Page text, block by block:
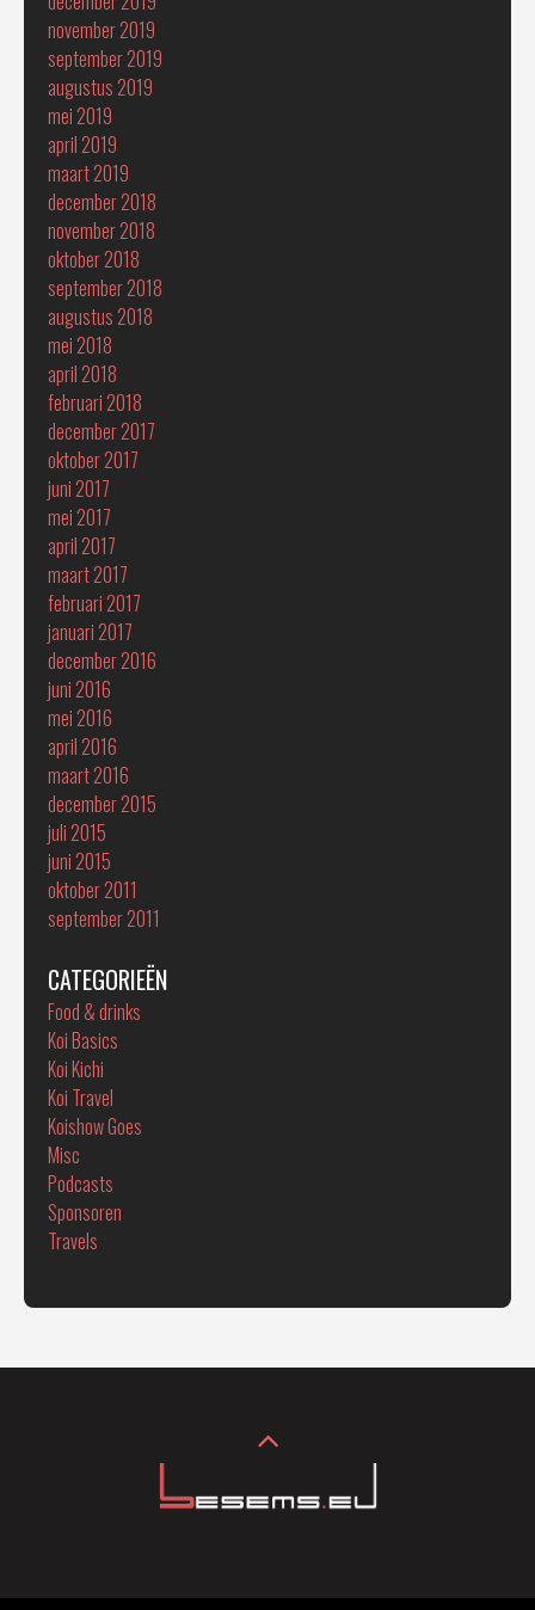
november 2019
september 2019
augustus 2019
mei 2019
april 2019
maart 2019
december 2018
november 2018
oktober 2018
september 2018
augustus 2018
mei 2018
april 2018
februari 2018
december 2017
oktober 2017
juni 2017
mei 2017
april 2017
maart 2017
februari 2017
januari 2017
december 2016
juni 2016
mei 2016
april 2016
maart 2016
december 2015
juli 2015
juni 2015
oktober 2011
september 2011
CATEGORIEËN
Food & drinks
Koi Basics
Koi Kichi
Koi Travel
Koishow Goes
Misc
Podcasts
Sponsoren
Travels